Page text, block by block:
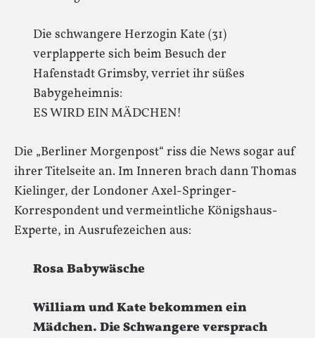
Die schwangere Herzogin Kate (31)
verplapperte sich beim Besuch der
Hafenstadt Grimsby, verriet ihr süßes
Babygeheimnis:
ES WIRD EIN MÄDCHEN!
Die „Berliner Morgenpost“ riss die News sogar auf
ihrer Titelseite an. Im Inneren brach dann Thomas
Kielinger, der Londoner Axel-Springer-
Korrespondent und vermeintliche Königshaus-
Experte, in Ausrufezeichen aus:
Rosa Babywäsche
William und Kate bekommen ein
Mädchen. Die Schwangere versprach